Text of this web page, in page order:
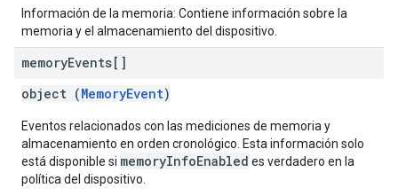
Información de la memoria: Contiene información sobre la
memoria y el almacenamiento del dispositivo.
memoryEvents[]
object (MemoryEvent)
Eventos relacionados con las mediciones de memoria y
almacenamiento en orden cronológico. Esta información solo
está disponible si memoryInfoEnabled es verdadero en la
política del dispositivo.